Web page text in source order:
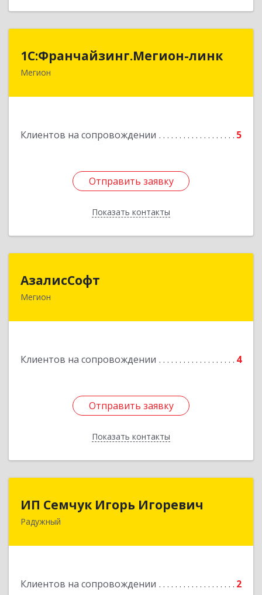
1С:Франчайзинг.Мегион-линк
Мегион
Клиентов на сопровождении 5
Отправить заявку
Показать контакты
1С:Франчайзинг.Мегион-линк
Отправить заявку
Назад
АзалисСофт
Мегион
Клиентов на сопровождении 4
Отправить заявку
Показать контакты
628690, Ханты-Мансийский Автономный округ
Подробнее
Отправить заявку
Назад
ИП Семчук Игорь Игоревич
Радужный
Клиентов на сопровождении 2
628464, ХМАО-Югра, г. Радужный, 1 мкн.,